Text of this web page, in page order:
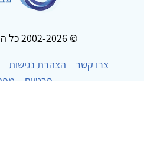
© 2002-2026 כל הזכויות שמורות
צרו קשר
הצהרת נגישות
פרטיות